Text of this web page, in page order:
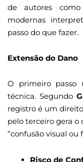
de autores
modernas
passo do que fazer.
Extensão do Dano
O primeiro passo
técnica. Segundo
registro é um
pelo terceiro gera o
“confusão visual ou
Risco de